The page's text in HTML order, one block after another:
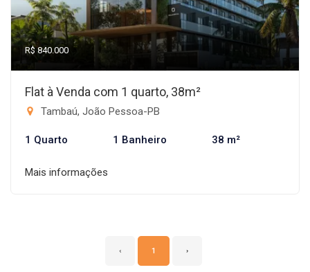
R$ 840.000
Flat à Venda com 1 quarto, 38m²
Tambaú, João Pessoa-PB
1 Quarto 1 Banheiro 38 m²
Mais informações
‹ 1 ›